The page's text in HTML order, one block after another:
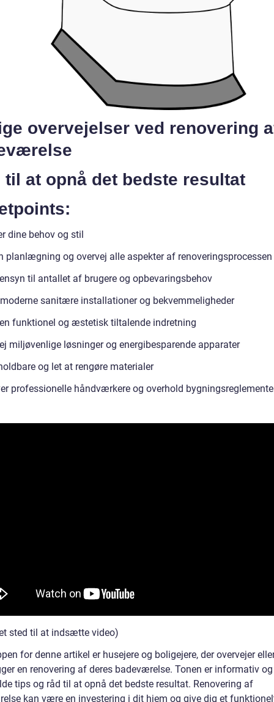
overvejelser ved renovering
til at opnå det bedste resultat
dine behov og stil
planlægning og overvej alle aspekter af renoveringsprocessen
til antallet af brugere og opbevaringsbehov
sanitære installationer og bekvemmeligheder
funktionel og æstetisk tiltalende indretning
miljøvenlige løsninger og energibesparende apparater
og let at rengøre materialer
professionelle håndværkere og overhold
sted til at indsætte video)
for denne artikel er husejere og boligejere, der overvejer
en renovering af deres badeværelse. Tonen er informativ
tips og råd til at opnå det bedste resultat. Renovering af
kan være en investering i dit hjem og give dig et